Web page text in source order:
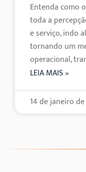
Entenda como
toda a
e serviço, indo
tornando um
operacional,
LEIA MAIS »
14 de janeiro